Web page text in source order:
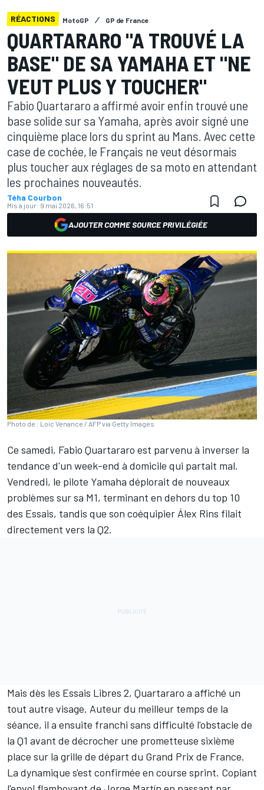
RÉACTIONS MotoGP GP de France
QUARTARARO "A TROUVÉ LA
BASE" DE SA YAMAHA ET "NE
VEUT PLUS Y TOUCHER"
Fabio Quartararo a affirmé avoir enfin trouvé une
base solide sur sa Yamaha, après avoir signé une
cinquième place lors du sprint au Mans. Avec cette
case de cochée, le Français ne veut désormais
plus toucher aux réglages de sa moto en attendant
les prochaines nouveautés.
Téha Courbon
Mis à jour: 9 mai 2026, 16:51
AJOUTER COMME SOURCE PRIVILÉGIÉE
Photo de : Loic Venance / AFP via Getty Images
Ce samedi, Fabio Quartararo est parvenu à inverser la
tendance d'un week-end à domicile qui partait mal.
Vendredi, le pilote Yamaha déplorait de nouveaux
problèmes sur sa M1, terminant en dehors du top 10
des Essais, tandis que son coéquipier Álex Rins filait
directement vers la Q2.
Mais dès les Essais Libres 2, Quartararo a affiché un
tout autre visage. Auteur du meilleur temps de la
séance, il a ensuite franchi sans difficulté l'obstacle de
la Q1 avant de décrocher une prometteuse sixième
place sur la grille de départ du Grand Prix de France.
La dynamique s'est confirmée en course sprint. Copiant